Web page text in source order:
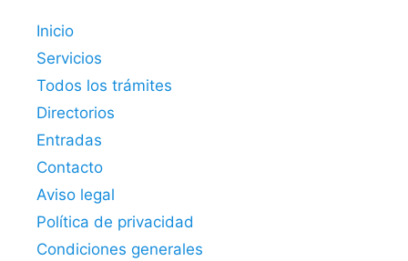
Inicio
Servicios
Todos los trámites
Directorios
Entradas
Contacto
Aviso legal
Política de privacidad
Condiciones generales